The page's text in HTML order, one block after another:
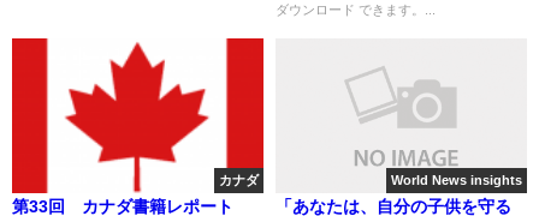
ダウンロード できます。...
カナダ
第33回 カナダ書籍レポート
World News insights
「あなたは、自分の子供を守る